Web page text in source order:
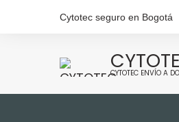
Cytotec seguro en Bogotá
CYTOTEC ENVÍO A